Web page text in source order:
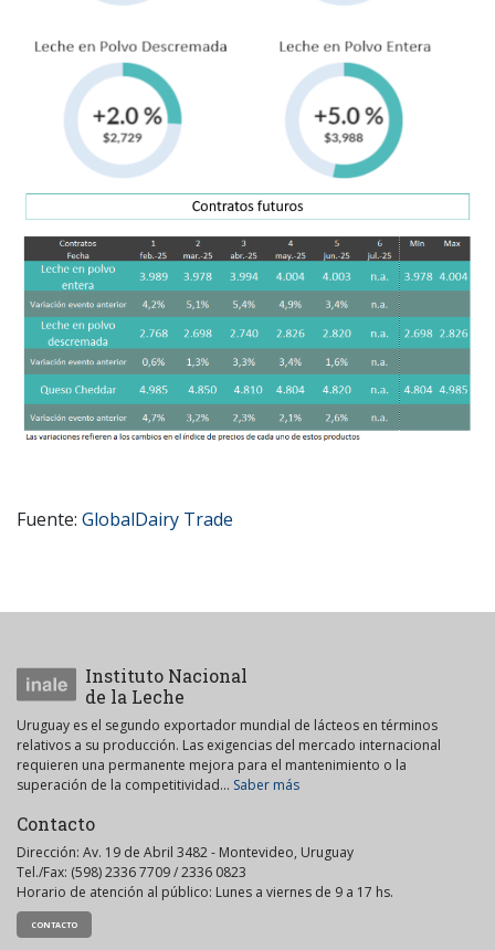
Fuente: GlobalDairy Trade
Instituto Nacional
de la Leche
Uruguay es el segundo exportador mundial de lácteos en términos
relativos a su producción. Las exigencias del mercado internacional
requieren una permanente mejora para el mantenimiento o la
superación de la competitividad... Saber más
Contacto
Dirección: Av. 19 de Abril 3482 - Montevideo, Uruguay
Tel./Fax: (598) 2336 7709 / 2336 0823
Horario de atención al público: Lunes a viernes de 9 a 17 hs.
CONTACTO